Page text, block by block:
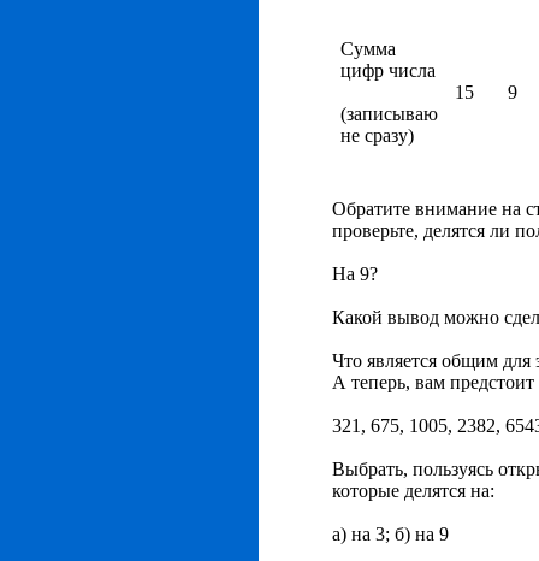
Сумма
цифр числа
(записываю
не сразу)
15 9
Обратите внимание на
проверьте, делятся ли
На 9?
Какой вывод можно
Что является общим для
А теперь, вам
321, 675, 1005, 2382,
Выбрать, пользуясь
которые делятся на:
а) на 3; б) на 9